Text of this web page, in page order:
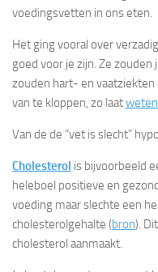
voedingsvetten in ons eten.
Het ging vooral over
goed voor je zijn. Ze
zouden hart- en vaatziekten
van te kloppen, zo laat
Van de de “vet is slecht”
Cholesterol is bijvoorbeeld
heleboel positieve en
voeding maar slechte een
cholesterolgehalte (bron).
cholesterol aanmaakt.